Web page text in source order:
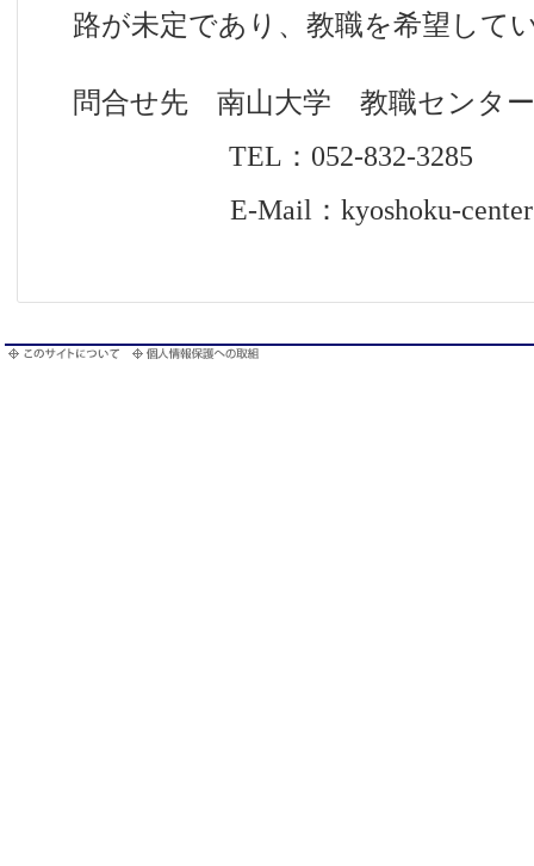
路が未定であり、教職を希望して
問合せ先 南山大学 教職センター
TEL：052-832-3285
E-Mail：kyoshoku-